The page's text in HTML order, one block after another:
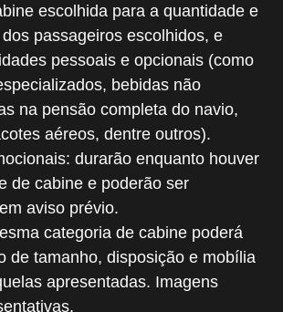
escolhida para a quantidade e
passageiros escolhidos, e
pessoais e opcionais (como
bebidas não
na pensão completa do navio,
aéreos, dentre outros).
durarão enquanto houver
de cabine e poderão ser
aviso prévio.
categoria de cabine poderá
de tamanho, disposição e mobília
apresentadas. Imagens